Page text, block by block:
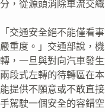
分，從源頭消除車流交織
「交通安全絕不能僅看
嚴重度。」交通部說，
轉，一旦與對向汽車發
兩段式左轉的待轉區在
能提供不願意或不敢直
手駕駛一個安全的容錯空